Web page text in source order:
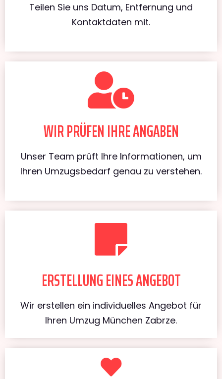
Teilen Sie uns Datum, Entfernung und
Kontaktdaten mit.
WIR PRÜFEN IHRE ANGABEN
Unser Team prüft Ihre Informationen, um
Ihren Umzugsbedarf genau zu verstehen.
ERSTELLUNG EINES ANGEBOT
Wir erstellen ein individuelles Angebot für
Ihren Umzug München Zabrze.